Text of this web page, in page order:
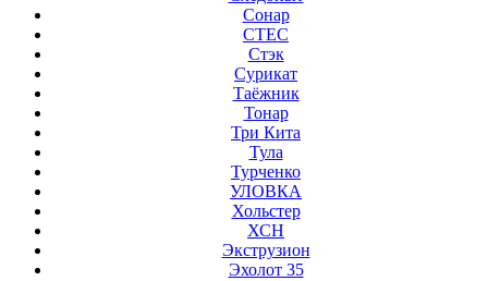
Сонар
СТЕС
Стэк
Сурикат
Таёжник
Тонар
Три Кита
Тула
Турченко
УЛОВКА
Хольстер
ХСН
Экструзион
Эхолот 35